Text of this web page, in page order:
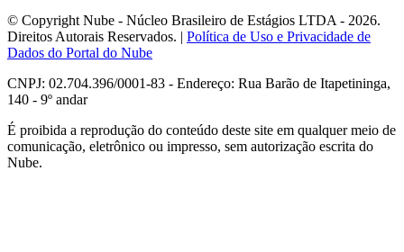
© Copyright Nube - Núcleo Brasileiro de Estágios LTDA - 2026.
Direitos Autorais Reservados. | Política de Uso e Privacidade de
Dados do Portal do Nube
CNPJ: 02.704.396/0001-83 - Endereço: Rua Barão de Itapetininga,
140 - 9º andar
É proibida a reprodução do conteúdo deste site em qualquer meio de
comunicação, eletrônico ou impresso, sem autorização escrita do
Nube.